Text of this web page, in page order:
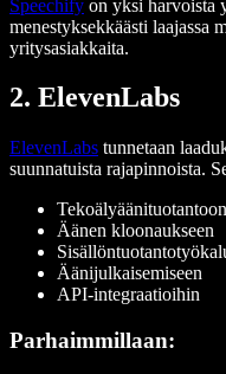
Speechify on yksi harvoista
menestyksekkäästi laajassa
yritysasiakkaita.
2. ElevenLabs
ElevenLabs tunnetaan
suunnatuista rajapinnoista.
Tekoälyäänituotantoon
Äänen kloonaukseen
Äänijulkaisemiseen
API-integraatioihin
Parhaimmillaan: